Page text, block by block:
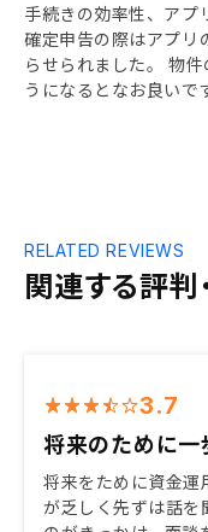
手続きの効率性、アプ
確定申告の際はアプリ
らせられました。 物
うになるとなお良いで
関連する評判
RELATED REVIEWS
3.7
将来のために
将来をために資金
が乏しく先ずは話を